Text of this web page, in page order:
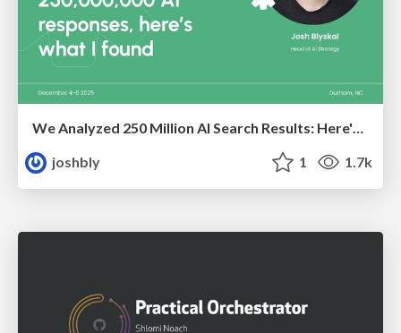
joshbly
1 1.7k